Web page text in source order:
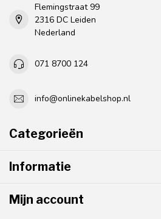
Flemingstraat 99
2316 DC Leiden
Nederland
071 8700 124
info@onlinekabelshop.nl
Categorieën
Informatie
Mijn account